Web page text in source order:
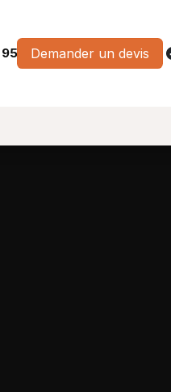
95 Demander un devis